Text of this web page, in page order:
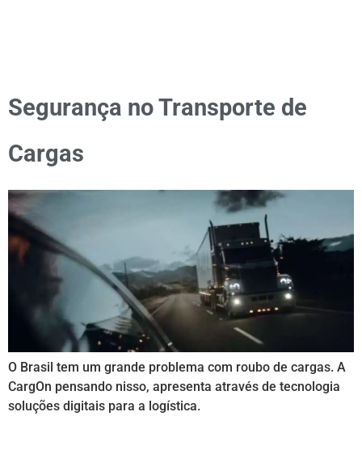
Segurança no Transporte de
Cargas
O Brasil tem um grande problema com roubo de cargas. A
CargOn pensando nisso, apresenta através de tecnologia
soluções digitais para a logística.